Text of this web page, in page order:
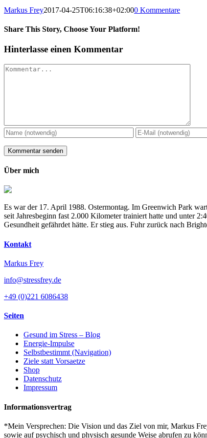
Markus Frey2017-04-25T06:16:38+02:000 Kommentare
Share This Story, Choose Your Platform!
Hinterlasse einen Kommentar
Kommentar
Über mich
Es war der 17. April 1988. Ostermontag. Im Greenwich Park
seit Jahresbeginn fast 2.000 Kilometer trainiert hatte und unter
Gesundheit gefährdet hätte. Er stieg aus. Fuhr zurück nach
Kontakt
Markus Frey
info@stressfrey.de
+49 (0)221 6086438
Seiten
Gesund im Stress – Blog
Energie-Impulse
Selbstbestimmt (Navigation)
Ziele statt Vorsaetze
Shop
Datenschutz
Impressum
Informationsvertrag
*Mein Versprechen: Die Vision und das Ziel von mir, Markus
sowie auf psychisch und physisch gesunde Weise abrufen zu